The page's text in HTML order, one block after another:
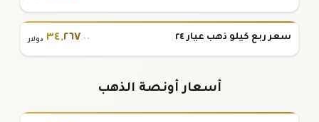
سعر ربع كيلو ذهب عيار ٢٤ ٣٤,٢٦٧.٠٠ دولار
أسعار أونصة الذهب